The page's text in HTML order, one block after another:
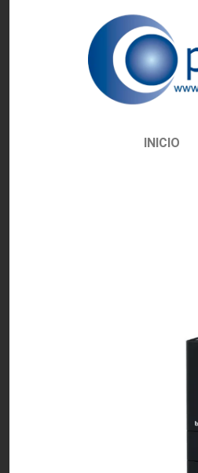
INICIO